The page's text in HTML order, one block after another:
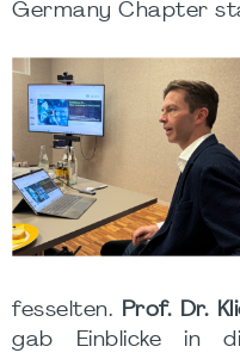
Germany Chapter
fesselten.
Prof. Dr.
gab Einblicke in